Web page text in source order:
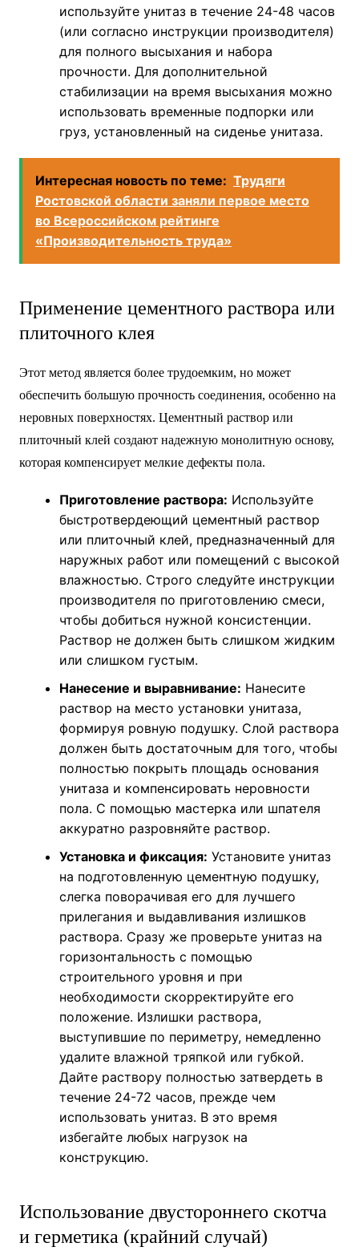
используйте унитаз в течение 24-48 часов
(или согласно инструкции производителя)
для полного высыхания и набора
прочности. Для дополнительной
стабилизации на время высыхания можно
использовать временные подпорки или
груз, установленный на сиденье унитаза.
Интересная новость по теме: Трудяги
Ростовской области заняли первое место
во Всероссийском рейтинге
«Производительность труда»
Применение цементного раствора или
плиточного клея
Этот метод является более трудоемким, но может
обеспечить большую прочность соединения, особенно на
неровных поверхностях. Цементный раствор или
плиточный клей создают надежную монолитную основу,
которая компенсирует мелкие дефекты пола.
Приготовление раствора: Используйте
быстротвердеющий цементный раствор
или плиточный клей, предназначенный для
наружных работ или помещений с высокой
влажностью. Строго следуйте инструкции
производителя по приготовлению смеси,
чтобы добиться нужной консистенции.
Раствор не должен быть слишком жидким
или слишком густым.
Нанесение и выравнивание: Нанесите
раствор на место установки унитаза,
формируя ровную подушку. Слой раствора
должен быть достаточным для того, чтобы
полностью покрыть площадь основания
унитаза и компенсировать неровности
пола. С помощью мастерка или шпателя
аккуратно разровняйте раствор.
Установка и фиксация: Установите унитаз
на подготовленную цементную подушку,
слегка поворачивая его для лучшего
прилегания и выдавливания излишков
раствора. Сразу же проверьте унитаз на
горизонтальность с помощью
строительного уровня и при
необходимости скорректируйте его
положение. Излишки раствора,
выступившие по периметру, немедленно
удалите влажной тряпкой или губкой.
Дайте раствору полностью затвердеть в
течение 24-72 часов, прежде чем
использовать унитаз. В это время
избегайте любых нагрузок на
конструкцию.
Использование двустороннего скотча
и герметика (крайний случай)